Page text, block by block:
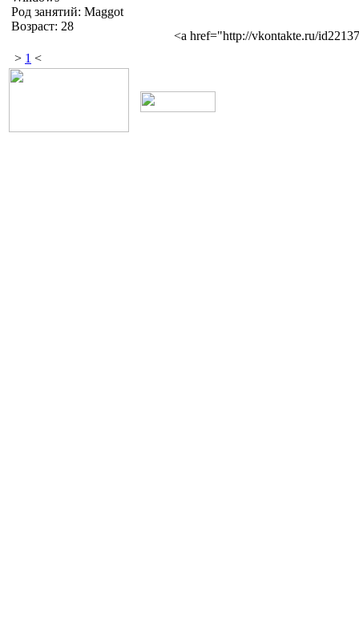
Род занятий: Maggot
Возраст: 28
<a href="http://vkontakte.ru/
> 1 <